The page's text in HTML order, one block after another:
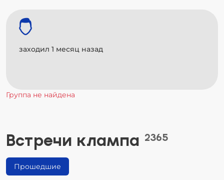
заходил 1 месяц назад
Группа не найдена
Встречи клампа 2365
Прошедшие